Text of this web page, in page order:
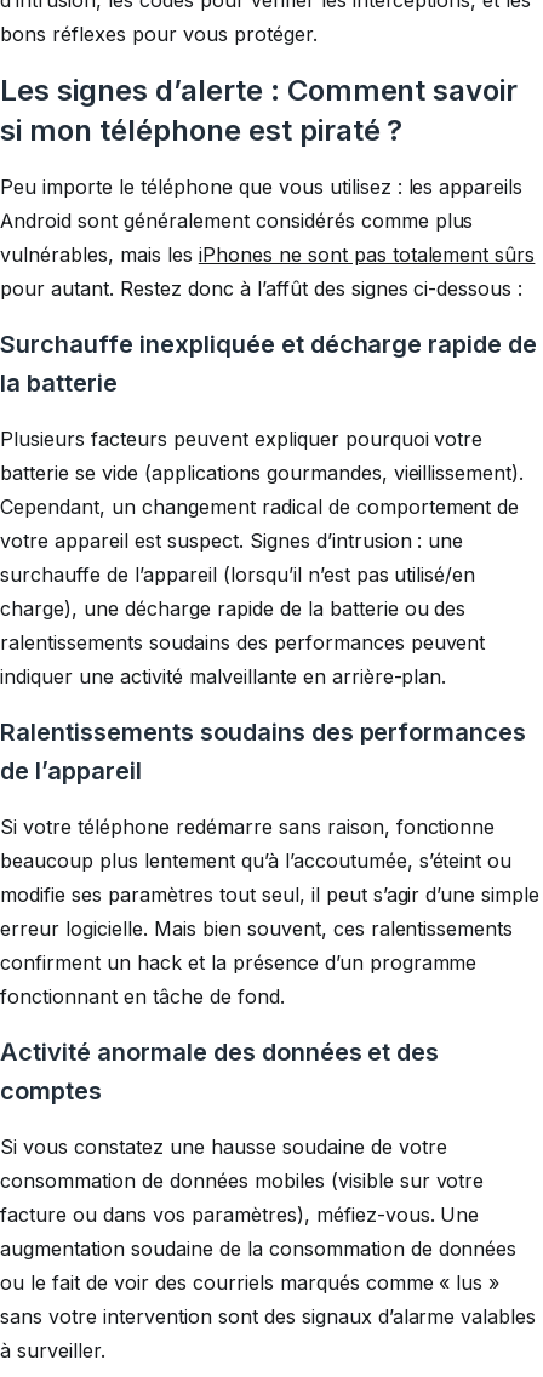
bons réflexes pour vous protéger.
Les signes d’alerte : Comment savoir
si mon téléphone est piraté ?
Peu importe le téléphone que vous utilisez : les appareils
Android sont généralement considérés comme plus
vulnérables, mais les iPhones ne sont pas totalement sûrs
pour autant. Restez donc à l’affût des signes ci-dessous :
Surchauffe inexpliquée et décharge rapide de
la batterie
Plusieurs facteurs peuvent expliquer pourquoi votre
batterie se vide (applications gourmandes, vieillissement).
Cependant, un changement radical de comportement de
votre appareil est suspect. Signes d’intrusion : une
surchauffe de l’appareil (lorsqu’il n’est pas utilisé/en
charge), une décharge rapide de la batterie ou des
ralentissements soudains des performances peuvent
indiquer une activité malveillante en arrière-plan.
Ralentissements soudains des performances
de l’appareil
Si votre téléphone redémarre sans raison, fonctionne
beaucoup plus lentement qu’à l’accoutumée, s’éteint ou
modifie ses paramètres tout seul, il peut s’agir d’une simple
erreur logicielle. Mais bien souvent, ces ralentissements
confirment un hack et la présence d’un programme
fonctionnant en tâche de fond.
Activité anormale des données et des
comptes
Si vous constatez une hausse soudaine de votre
consommation de données mobiles (visible sur votre
facture ou dans vos paramètres), méfiez-vous. Une
augmentation soudaine de la consommation de données
ou le fait de voir des courriels marqués comme « lus »
sans votre intervention sont des signaux d’alarme valables
à surveiller.